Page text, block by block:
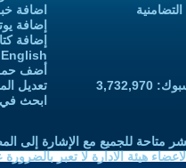
اضافة
إضافة
إضافة
أضف
تعديل
ابحث في
متاحة للجميع مع الإشارة إلى
هيئة الادارة لا تعبر